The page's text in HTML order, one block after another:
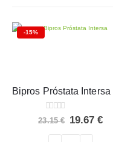
-15%
0 out of 5
23.15€ El
19.67€El